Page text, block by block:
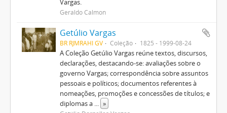
Vargas.
Geraldo Calmon
Getúlio Vargas
BR RJMRAHI GV Coleção 1825 - 1999-08-24
A Coleção Getúlio Vargas reúne textos, discursos,
declarações, destacando-se: avaliações sobre o
governo Vargas; correspondência sobre assuntos
pessoais e políticos; documentos referentes à
nomeações, promoções e concessões de títulos; e
diplomas a ... »